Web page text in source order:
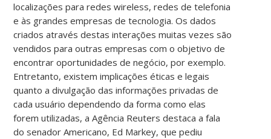
localizações para redes wireless, redes de telefonia
e às grandes empresas de tecnologia. Os dados
criados através destas interações muitas vezes são
vendidos para outras empresas com o objetivo de
encontrar oportunidades de negócio, por exemplo.
Entretanto, existem implicações éticas e legais
quanto a divulgação das informações privadas de
cada usuário dependendo da forma como elas
forem utilizadas, a Agência Reuters destaca a fala
do senador Americano, Ed Markey, que pediu